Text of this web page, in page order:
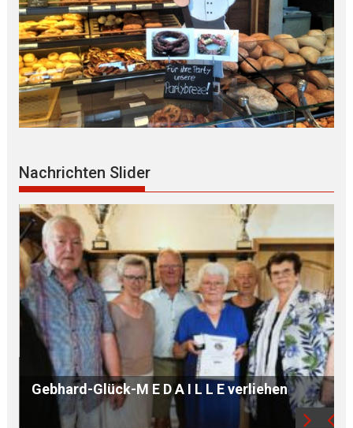
Nachrichten Slider
B Ü R G E R S P R E C H S T U N D E mit Ursula
WEGER